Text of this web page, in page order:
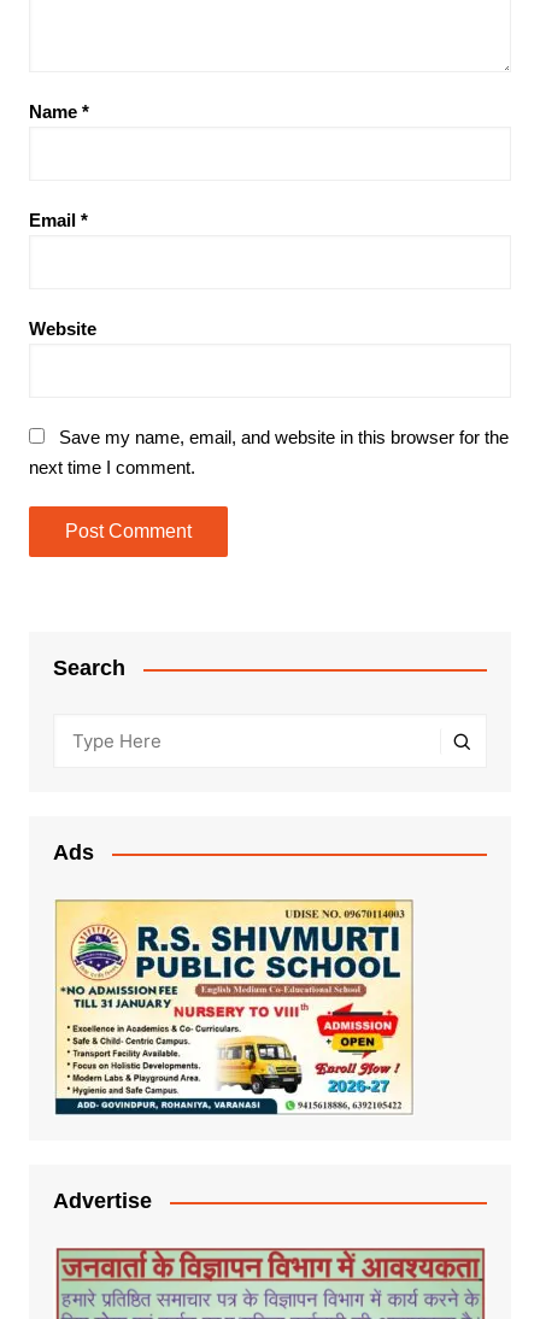
Name *
Email *
Website
Save my name, email, and website in this browser for the
next time I comment.
Search
Ads
Advertise